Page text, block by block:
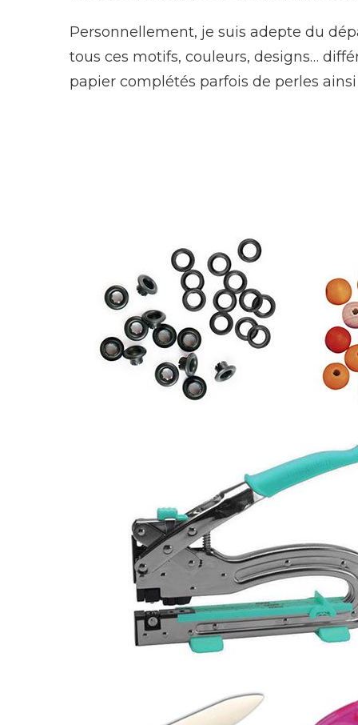
Personnellement, je suis adepte du
tous ces motifs, couleurs, designs…
papier complétés parfois de perles